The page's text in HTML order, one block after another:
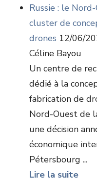
Russie : le
cluster de
drones 12/06/
Céline Bayou
Un centre de
dédié à la
fabrication de
Nord-Ouest de
une décision
économique
Pétersbourg ...
Lire la suite